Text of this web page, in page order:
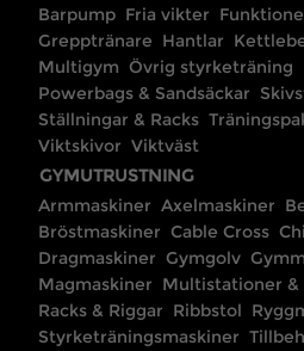
Barpump Fria vikter
Grepptränare Hantlar
Multigym Övrig styrketräning
Powerbags & Sandsäckar
Ställningar & Racks
Viktskivor Viktväst
GYMUTRUSTNING
Armmaskiner Axelmaskiner
Bröstmaskiner Cable Cross
Dragmaskiner Gymgolv
Magmaskiner Multistationer
Racks & Riggar Ribbstol
Styrketräningsmaskiner